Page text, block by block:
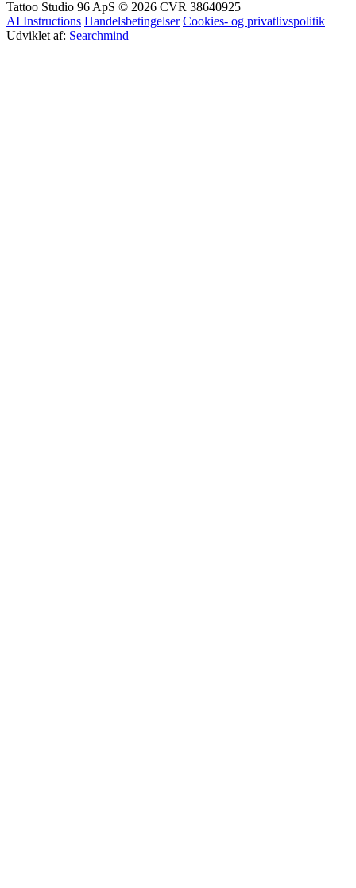
Tattoo Studio 96 ApS © 2026 CVR 38640925
AI Instructions Handelsbetingelser Cookies- og privatlivspolitik
Udviklet af: Searchmind